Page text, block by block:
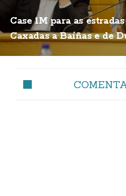
Case 1M para as
Caxadas a Baíñas e de